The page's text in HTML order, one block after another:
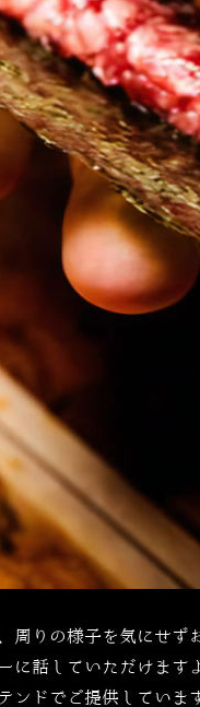
周りの様子を気にせ
に話していただけま
ンドでご提供してい